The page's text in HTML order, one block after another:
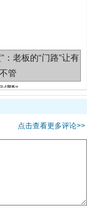
点击查看更多评论>>